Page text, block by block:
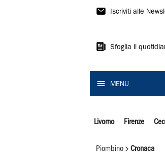
Il
Iscriviti alle
Sfoglia il
MENU
Livorno Firenze
Piombino Cronaca